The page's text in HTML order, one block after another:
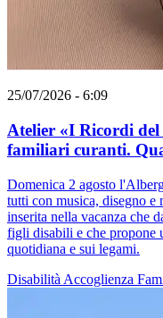
25/07/2026 - 6:09
Atelier «I Ricordi
familiari curanti.
Domenica 2 agosto
tutti con musica, disegno
inserita nella vacanza che
figli disabili e che propone
quotidiana e sui legami.
Disabilità Accoglienza